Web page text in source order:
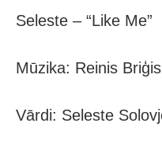
Seleste – “Like Me”
Mūzika: Reinis Briģis
Vārdi: Seleste